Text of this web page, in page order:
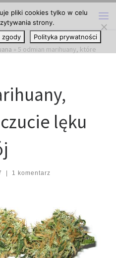
» 5 odmian marihuany, które
lęku
| 1 komentarz
pliki cookies tylko w celu
strony.
zgody Polityka prywatności